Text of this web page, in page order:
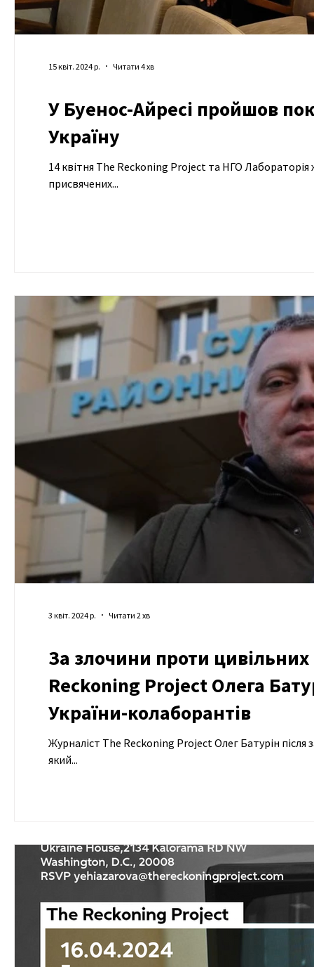
У Буенос-Айресі пройшов
Україну
14 квітня The Reckoning Project та НГО Лабораторія журналістики суспільного інтересу провели спеціальний показ фільмів,
присвячених...
15 квіт. 2024 р. Читати 4 хв
За злочини проти
Reckoning Project Олега
України-колаборантів
Журналіст The Reckoning Project Олег Батурін після
який...
3 квіт. 2024 р. Читати 2 хв